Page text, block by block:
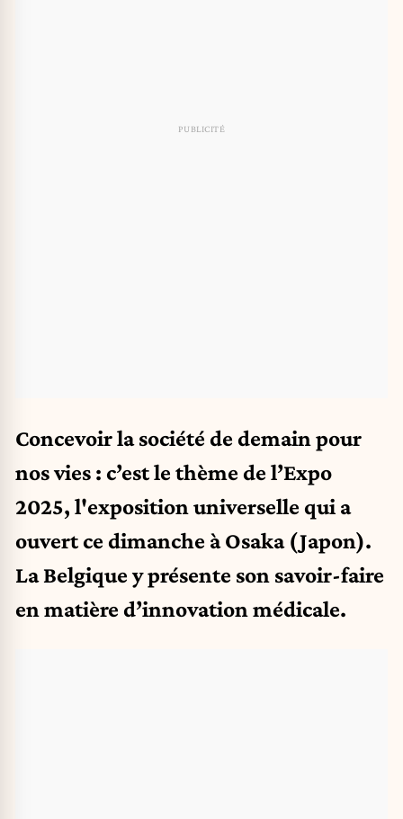
Concevoir la société de demain pour
nos vies : c’est le thème de l’Expo
2025, l'exposition universelle qui a
ouvert ce dimanche à Osaka (Japon).
La Belgique y présente son savoir-faire
en matière d’innovation médicale.